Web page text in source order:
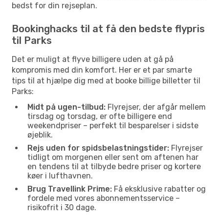
bedst for din rejseplan.
Bookinghacks til at få den bedste flypris
til Parks
Det er muligt at flyve billigere uden at gå på
kompromis med din komfort. Her er et par smarte
tips til at hjælpe dig med at booke billige billetter til
Parks:
Midt på ugen-tilbud: Flyrejser, der afgår mellem
tirsdag og torsdag, er ofte billigere end
weekendpriser – perfekt til besparelser i sidste
øjeblik.
Rejs uden for spidsbelastningstider: Flyrejser
tidligt om morgenen eller sent om aftenen har
en tendens til at tilbyde bedre priser og kortere
køer i lufthavnen.
Brug Travellink Prime: Få eksklusive rabatter og
fordele med vores abonnementsservice –
risikofrit i 30 dage.